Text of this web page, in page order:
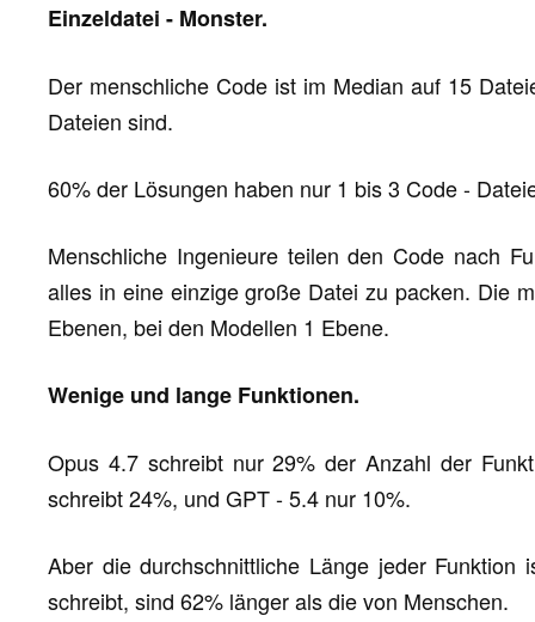
Einzeldatei - Monster.
Der menschliche Code ist im Median auf 15
Dateien sind.
60% der Lösungen haben nur 1 bis 3 Code -
Menschliche Ingenieure teilen den Code nach
alles in eine einzige große Datei zu packen. Die
Ebenen, bei den Modellen 1 Ebene.
Wenige und lange Funktionen.
Opus 4.7 schreibt nur 29% der Anzahl der
schreibt 24%, und GPT - 5.4 nur 10%.
Aber die durchschnittliche Länge jeder
schreibt, sind 62% länger als die von Menschen.